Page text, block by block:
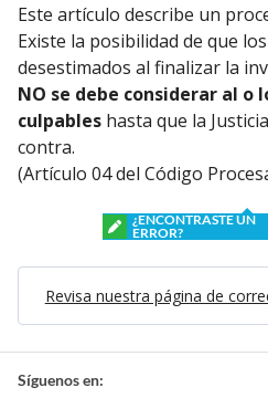
Este artículo describe un
Existe la posibilidad de que
desestimados al finalizar la
NO se debe considerar al o
culpables hasta que la
contra.
(Artículo 04 del Código
¿ENCONTRASTE UN
ERROR?
Revisa nuestra página de
Síguenos en: